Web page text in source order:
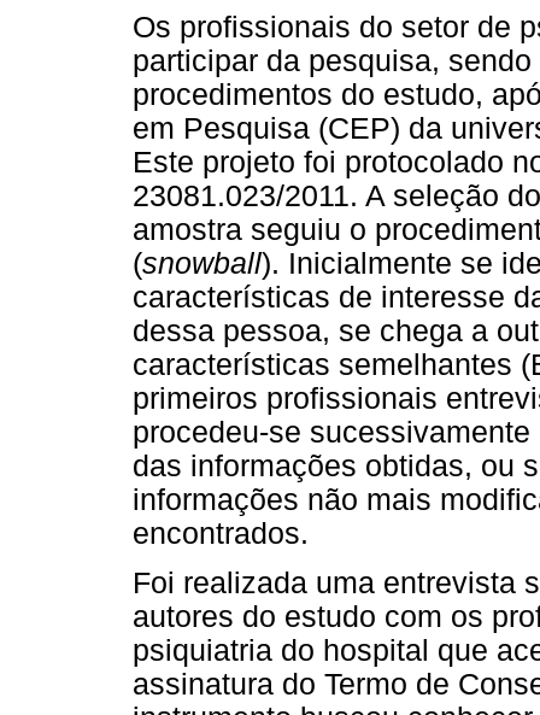
Os profissionais do setor de
participar da pesquisa,
procedimentos do estudo,
em Pesquisa (CEP) da
Este projeto foi protocolado
23081.023/2011. A seleção
amostra seguiu o
(snowball). Inicialmente se
características de interesse
dessa pessoa, se chega a
características semelhantes
primeiros profissionais
procedeu-se
das informações obtidas, ou
informações não mais
encontrados.
Foi realizada uma entrevista
autores do estudo com os
psiquiatria do hospital que
assinatura do Termo de